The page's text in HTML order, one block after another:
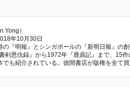
Yong）
年10月30日
の『明報』とシンガポールの『新明日報』の
剣恩仇録』から1972年『鹿鼎記』まで、15
でも紹介されている。徳間書店が版権を全て